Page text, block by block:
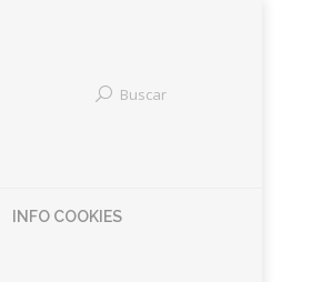
Buscar
INFO COOKIES